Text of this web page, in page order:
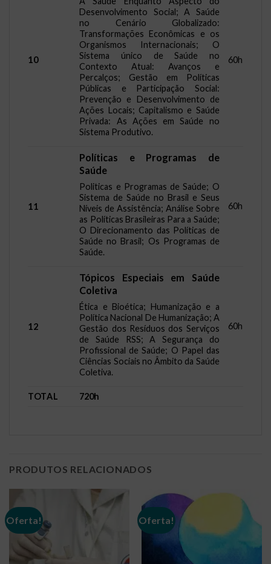
10
Desenvolvimento Social; A Saúde
no Cenário Globalizado:
Transformações Econômicas e os
Organismos Internacionais; O
Sistema único de Saúde no
Contexto Atual: Avanços e
Percalços; Gestão em Políticas
Públicas e Participação Social:
Prevenção e Desenvolvimento de
Ações Locais; Capitalismo e Saúde
Privada: As Ações em Saúde no
Sistema Produtivo.
60h
11
Políticas e Programas de
Saúde
Politicas e Programas de Saúde; O
Sistema de Saúde no Brasil e Seus
Níveis de Assistência; Análise Sobre
as Políticas Brasileiras Para a Saúde;
O Direcionamento das Políticas de
Saúde no Brasil; Os Programas de
Saúde.
60h
12
Tópicos Especiais em Saúde
Coletiva
Ética e Bioética; Humanização e a
Política Nacional De Humanização; A
Gestão dos Resíduos dos Serviços
de Saúde RSS; A Segurança do
Profissional de Saúde; O Papel das
Ciências Sociais no Âmbito da Saúde
Coletiva.
60h
TOTAL 720h
PRODUTOS RELACIONADOS
Oferta! Oferta!